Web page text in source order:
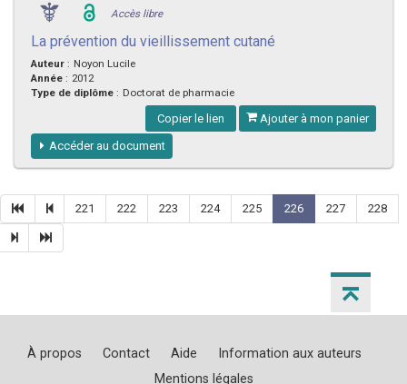
Accès libre
La prévention du vieillissement cutané
Auteur : Noyon Lucile
Année : 2012
Type de diplôme : Doctorat de pharmacie
Copier le lien Ajouter à mon panier
Accéder au document
221 222 223 224 225 226 227 228
À propos Contact Aide
Information aux auteurs
Mentions légales